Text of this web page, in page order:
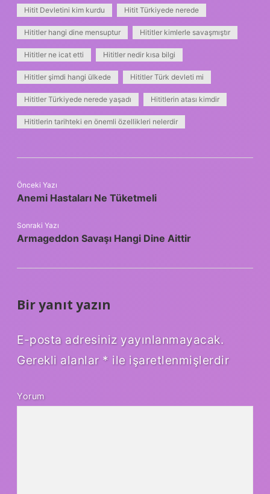
Hitit Devletini kim kurdu Hitit Türkiyede nerede
Hititler hangi dine mensuptur Hititler kimlerle savaşmıştır
Hititler ne icat etti Hititler nedir kısa bilgi
Hititler şimdi hangi ülkede Hititler Türk devleti mi
Hititler Türkiyede nerede yaşadı Hititlerin atası kimdir
Hititlerin tarihteki en önemli özellikleri nelerdir
Önceki Yazı
Anemi Hastaları Ne Tüketmeli
Sonraki Yazı
Armageddon Savaşı Hangi Dine Aittir
Bir yanıt yazın
E-posta adresiniz yayınlanmayacak.
Gerekli alanlar * ile işaretlenmişlerdir
Yorum